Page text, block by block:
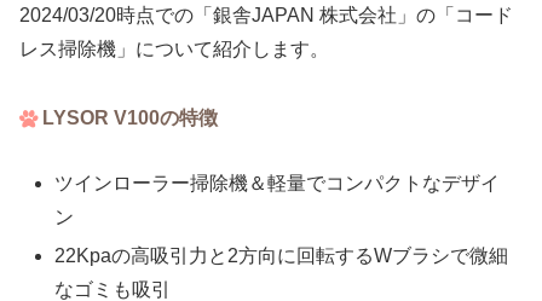
2024/03/20時点での「銀舎JAPAN 株式会社」の「コード
レス掃除機」について紹介します。
LYSOR V100の特徴
ツインローラー掃除機＆軽量でコンパクトなデザイ
ン
22Kpaの高吸引力と2方向に回転するWブラシで微細
なゴミも吸引